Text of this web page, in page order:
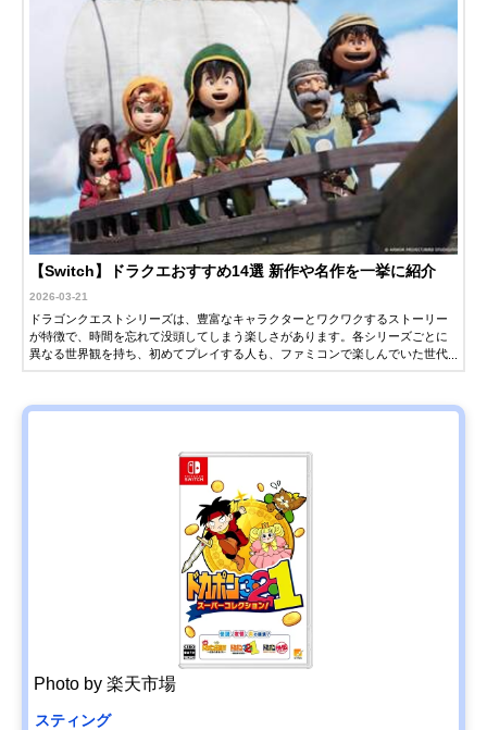
【Switch】ドラクエおすすめ14選 新作や名作を一挙に紹介
2026-03-21
ドラゴンクエストシリーズは、豊富なキャラクターとワクワクするストーリー
が特徴で、時間を忘れて没頭してしまう楽しさがあります。各シリーズごとに
異なる世界観を持ち、初めてプレイする人も、ファミコンで楽しんでいた世代
まざまなソフトが発売されています。この記事では、スイッチで遊べるドラク
Photo by 楽天市場
スティング